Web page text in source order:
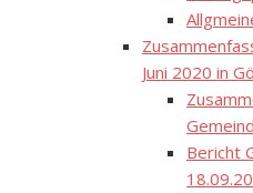
Juni 2020 in
Bericht